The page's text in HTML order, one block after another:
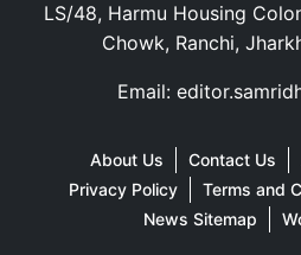
LS/48, Harmu Housing
Chowk, Ranchi,
Email:
About Us Contact Us
Privacy Policy
Terms and
News Sitemap